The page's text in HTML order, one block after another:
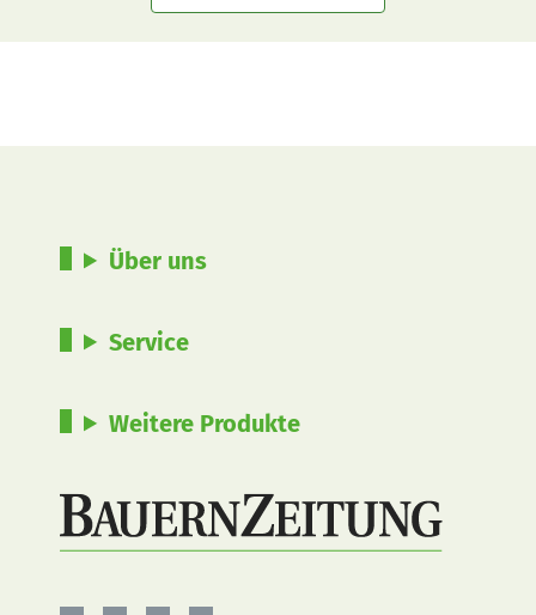
Über uns
Service
Weitere Produkte